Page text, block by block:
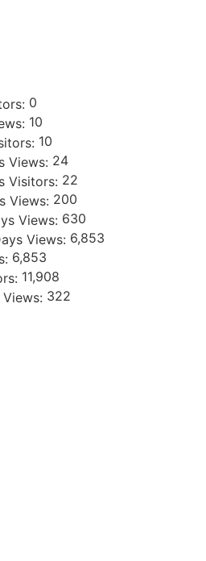
0
10
10
Views: 24
Visitors: 22
Views: 200
Views: 630
Views: 6,853
6,853
11,908
322